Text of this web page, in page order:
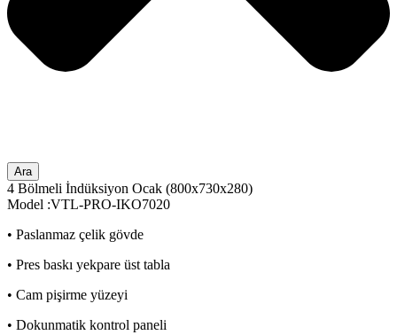
Ara
4 Bölmeli İndüksiyon Ocak (800x730x280)
Model :VTL-PRO-IKO7020
• Paslanmaz çelik gövde
• Pres baskı yekpare üst tabla
• Cam pişirme yüzeyi
• Dokunmatik kontrol paneli